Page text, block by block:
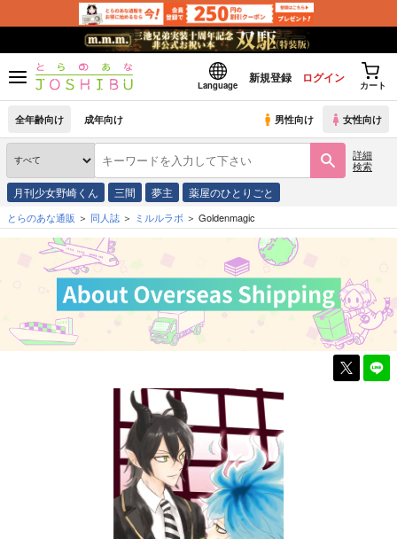
Language
新規登録 ログイン
カート
全年齢向け 成年向け 男性向け 女性向け
詳細
検索
月刊少女野崎くん 三間 夢主 薬屋のひとりごと
とらのあな通販 同人誌 ミルルラボ Goldenmagic